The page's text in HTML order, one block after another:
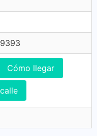
Cómo llegar